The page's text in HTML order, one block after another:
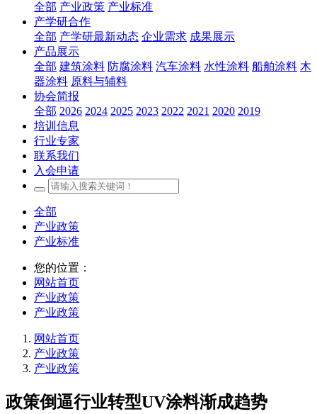
全部 产业政策 产业标准
产学研合作
全部 产学研最新动态 企业需求 成果展示
产品展示
全部 建筑涂料 防腐涂料 汽车涂料 水性涂料 船舶涂料 木
器涂料 原料与辅料
协会简报
全部 2026 2024 2025 2023 2022 2021 2020 2019
培训信息
行业专家
联系我们
入会申请
全部
产业政策
产业标准
您的位置：
网站首页
产业政策
产业政策
网站首页
产业政策
产业政策
政策倒逼行业转型UV涂料渐成趋势